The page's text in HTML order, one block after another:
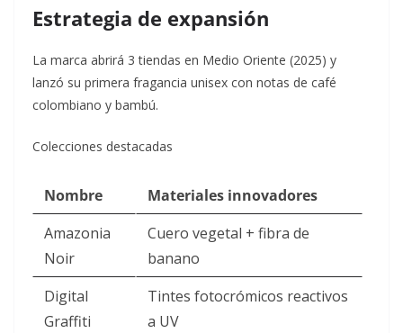
Estrategia de expansión
La marca abrirá 3 tiendas en Medio Oriente (2025) y
lanzó su primera fragancia unisex con notas de café
colombiano y bambú.
Colecciones destacadas
Nombre
Materiales innovadores
Amazonia
Noir
Cuero vegetal + fibra de
banano
Digital
Graffiti
Tintes fotocrómicos reactivos
a UV